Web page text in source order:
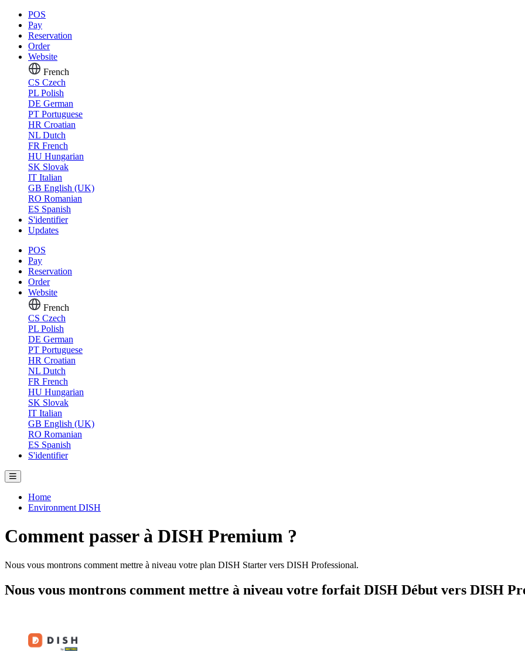
POS
Pay
Reservation
Order
Website
French
CS Czech
PL Polish
DE German
PT Portuguese
HR Croatian
NL Dutch
FR French
HU Hungarian
SK Slovak
IT Italian
GB English (UK)
RO Romanian
ES Spanish
S'identifier
Updates
POS
Pay
Reservation
Order
Website
French
CS Czech
PL Polish
DE German
PT Portuguese
HR Croatian
NL Dutch
FR French
HU Hungarian
SK Slovak
IT Italian
GB English (UK)
RO Romanian
ES Spanish
S'identifier
Home
Environment DISH
Comment passer à DISH Premium ?
Nous vous montrons comment mettre à niveau votre plan DISH Starter vers DISH Professional.
Nous vous montrons comment mettre à niveau votre forfait DISH Début vers DISH